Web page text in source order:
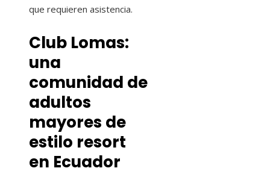
que requieren asistencia.
Club Lomas:
una
comunidad de
adultos
mayores de
estilo resort
en Ecuador